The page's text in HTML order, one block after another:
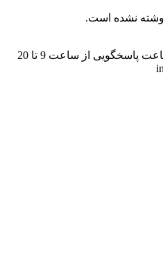
نشده است.
پاسخگویی از ساعت 9 تا 20